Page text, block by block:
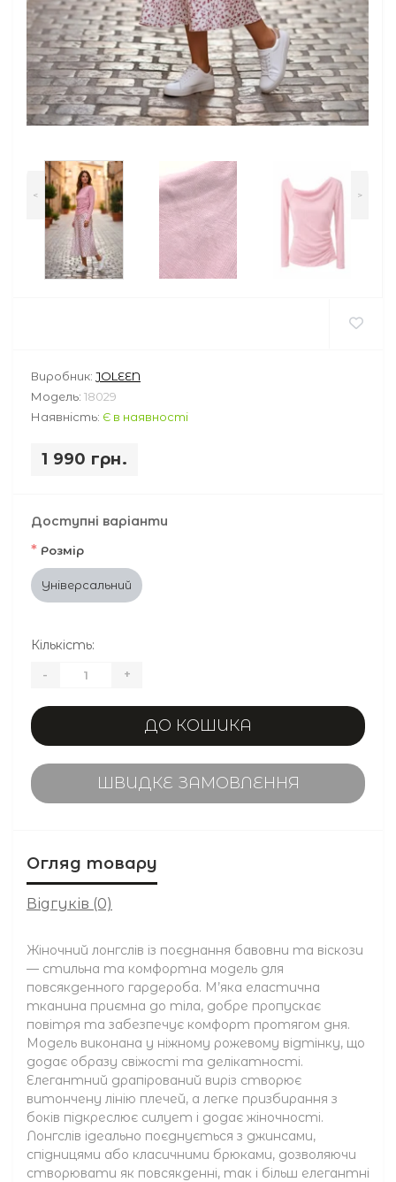
< >
Виробник: JOLEEN
Модель: 18029
Наявність: Є в наявності
1 990 грн.
Доступні варіанти
* Розмір
Універсальний
Кількість:
- +
ДО КОШИКА
ШВИДКЕ ЗАМОВЛЕННЯ
Огляд товару
Відгуків (0)
Жіночний лонгслів із поєднання бавовни та віскози
— стильна та комфортна модель для
повсякденного гардероба. М’яка еластична
тканина приємна до тіла, добре пропускає
повітря та забезпечує комфорт протягом дня.
Модель виконана у ніжному рожевому відтінку, що
додає образу свіжості та делікатності.
Елегантний драпірований виріз створює
витончену лінію плечей, а легке призбирання з
боків підкреслює силует і додає жіночності.
Лонгслів ідеально поєднується з джинсами,
спідницями або класичними брюками, дозволяючи
створювати як повсякденні, так і більш елегантні